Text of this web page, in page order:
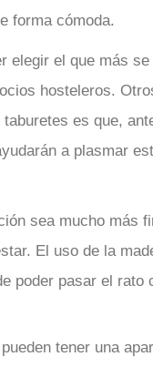
forma cómoda.
elegir el que más
hosteleros.
es que,
a plasmar
sea mucho más
El uso de la
poder pasar el
tener una